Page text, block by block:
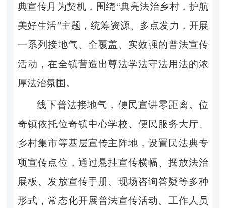
典宣传月为契机，围绕“典亮法治乡村，护航
美好生活”主题，统筹资源、多点发力，开展
一系列接地气、全覆盖、实效强的普法宣传
活动，在全镇营造出尊法学法守法用法的浓
厚法治氛围。
线下普法接地气，便民宣讲零距离。位
奇镇依托位奇镇中心学校、便民服务大厅、
乡村集市等基层宣传主阵地，设置民法典专
项宣传点位，通过悬挂宣传横幅、摆放法治
展板、发放宣传手册、现场咨询答疑等多种
形式，常态化开展普法宣传活动。工作人员